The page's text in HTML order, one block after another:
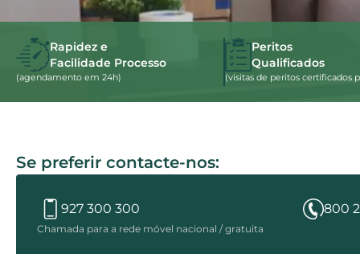
Rapidez e
Facilidade Processo
(agendamento em 24h)
Peritos
Qualificados
(visitas de peritos certificados
Se preferir contacte-nos:
927 300 300 800
Chamada para a rede móvel nacional / gratuita